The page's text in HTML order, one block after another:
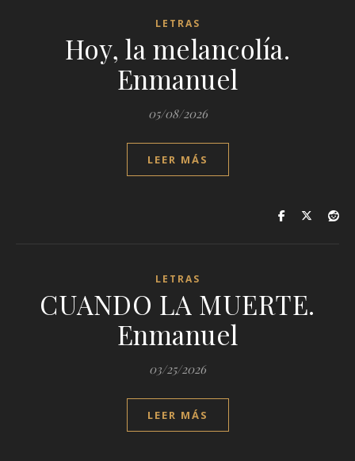
LETRAS
Hoy, la melancolía.
Enmanuel
05/08/2026
LEER MÁS
LETRAS
CUANDO LA MUERTE.
Enmanuel
03/25/2026
LEER MÁS